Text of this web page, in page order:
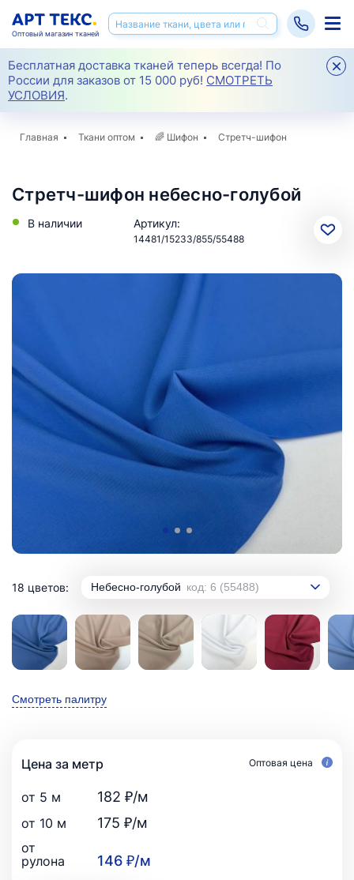
Бесплатная доставка тканей теперь всегда! По
России для заказов от 15 000 руб! СМОТРЕТЬ
УСЛОВИЯ.
Оптовый магазин тканей
Главная Ткани оптом 🌈 Шифон Стретч-шифон
Стретч-шифон небесно-голубой
В наличии Артикул:
14481/15233/855/55488
18 цветов: Небесно-голубой код: 6 (55488)
Смотреть палитру
Цена за метр Оптовая цена
от 5 м 182 ₽/м
от 10 м 175 ₽/м
от
рулона
146 ₽/м